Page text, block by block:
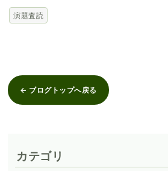
演題査読
← ブログトップへ戻る
カテゴリ